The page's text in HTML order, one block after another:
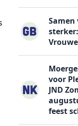
voor
JND
feest